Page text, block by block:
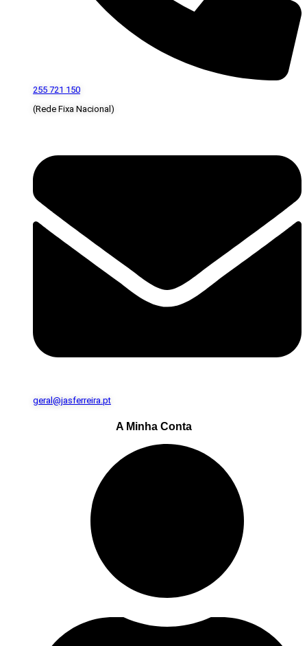
255 721 150
(Rede Fixa Nacional)
geral@jasferreira.pt
A Minha Conta